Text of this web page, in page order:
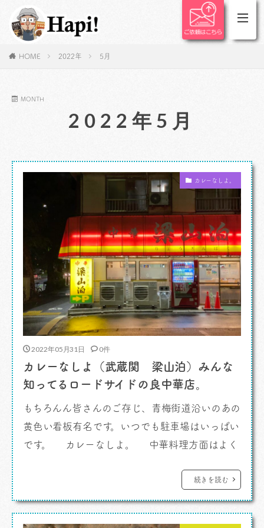
HOME 2022年 5月
MONTH
2022年5月
カレーなしよ。
2022年05月31日 0件
カレーなしよ（武蔵関 梁山泊）みんな
知ってるロードサイドの良中華店。
もちろんん皆さんのご存じ、青梅街道沿いのあの
黄色い看板有名です。いつでも駐車場はいっぱい
です。 カレーなしよ。 中華料理方面はよく
感として人気があるのは知っており（西荻窪時
代）地元の名店という認識がありました。 そ
続きを読む